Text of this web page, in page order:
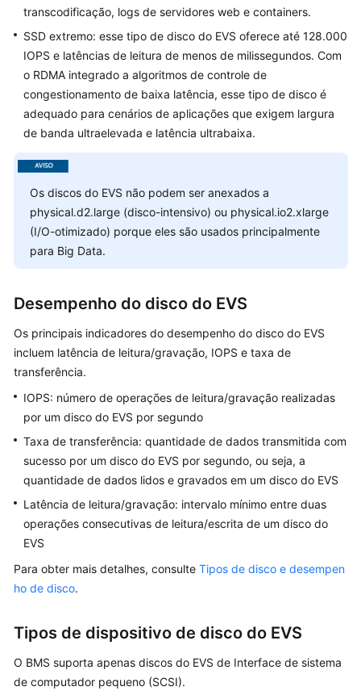
Primeiros
passos
Guia
de
usuário
frequentes
Referência
de
API
No
o
não
está
disponível
no
seu
selecionado.
Consulte
versão
em
inglês.
What's
New
Best
Practices
transcodificação, logs de servidores web e containers.
SSD extremo: esse tipo de disco do EVS oferece até 128.000
IOPS e latências de leitura de menos de milissegundos. Com
o RDMA integrado a algoritmos de controle de
congestionamento de baixa latência, esse tipo de disco é
adequado para cenários de aplicações que exigem largura
de banda ultraelevada e latência ultrabaixa.
Os discos do EVS não podem ser anexados a
physical.d2.large (disco-intensivo) ou physical.io2.xlarge
(I/O-otimizado) porque eles são usados principalmente
para Big Data.
Desempenho do disco do EVS
Os principais indicadores do desempenho do disco do EVS
incluem latência de leitura/gravação, IOPS e taxa de
transferência.
IOPS: número de operações de leitura/gravação realizadas
por um disco do EVS por segundo
Taxa de transferência: quantidade de dados transmitida com
sucesso por um disco do EVS por segundo, ou seja, a
quantidade de dados lidos e gravados em um disco do EVS
Latência de leitura/gravação: intervalo mínimo entre duas
operações consecutivas de leitura/escrita de um disco do
EVS
Para obter mais detalhes, consulte Tipos de disco e desempen
ho de disco.
Tipos de dispositivo de disco do EVS
O BMS suporta apenas discos do EVS de Interface de sistema
de computador pequeno (SCSI).